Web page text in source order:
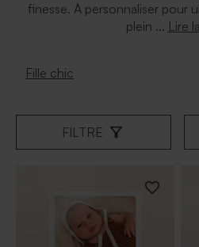
finesse. À personnaliser pour
plein ... Lire
Fille chic
FILTRE